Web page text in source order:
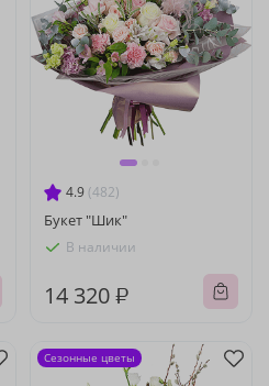
4.9 (482)
Букет "Шик"
В наличии
14 320 ₽
Сезонные цветы